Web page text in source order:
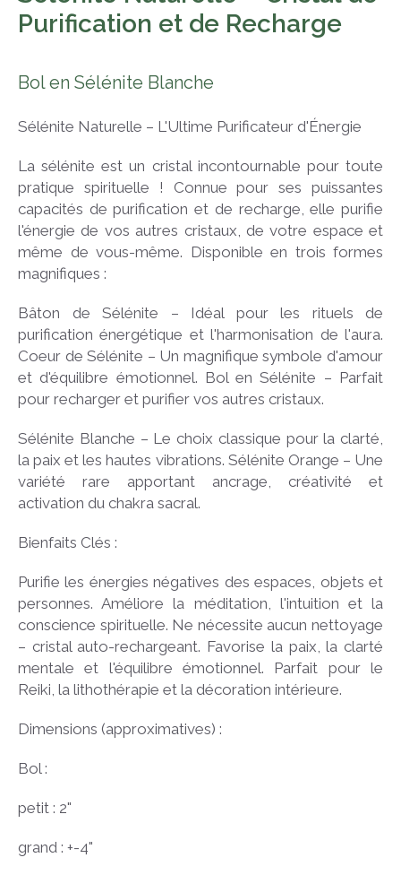
Purification et de Recharge
Bol en Sélénite Blanche
Sélénite Naturelle – L'Ultime Purificateur d'Énergie
La sélénite est un cristal incontournable pour toute
pratique spirituelle ! Connue pour ses puissantes
capacités de purification et de recharge, elle purifie
l'énergie de vos autres cristaux, de votre espace et
même de vous-même. Disponible en trois formes
magnifiques :
Bâton de Sélénite – Idéal pour les rituels de
purification énergétique et l'harmonisation de l'aura.
Coeur de Sélénite – Un magnifique symbole d'amour
et d'équilibre émotionnel. Bol en Sélénite – Parfait
pour recharger et purifier vos autres cristaux.
Sélénite Blanche – Le choix classique pour la clarté,
la paix et les hautes vibrations. Sélénite Orange – Une
variété rare apportant ancrage, créativité et
activation du chakra sacral.
Bienfaits Clés :
Purifie les énergies négatives des espaces, objets et
personnes. Améliore la méditation, l'intuition et la
conscience spirituelle. Ne nécessite aucun nettoyage
– cristal auto-rechargeant. Favorise la paix, la clarté
mentale et l'équilibre émotionnel. Parfait pour le
Reiki, la lithothérapie et la décoration intérieure.
Dimensions (approximatives) :
Bol :
petit : 2"
grand : +-4"